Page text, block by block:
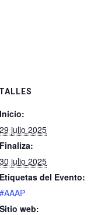
Inicio:
29 julio 2025
Finaliza:
30 julio 2025
Etiquetas del Evento:
#AAAP
Sitio web: